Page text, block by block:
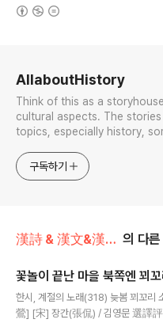
AllaboutHistory
Think of this as a
cultural aspects. The
topics, especially history,
approach will be to resist
generalized viewpoint
구독하기
漢詩 & 漢文&漢文法 의 다른
꽃놀이 끝난 마을 북쪽엔 꾀
한시, 계절의 노래(318) 늦봄 꾀꼬리
鶯] [宋] 장간(張侃) / 김영문 選譯評